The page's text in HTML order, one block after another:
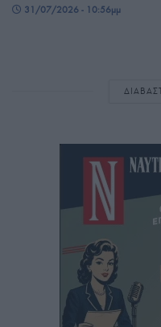
31/07/2026 - 10:56μμ